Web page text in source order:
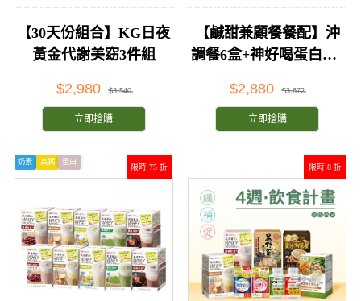
【30天份組合】KG日夜
黃金代謝美窈3件組
$2,980 $3,540
立即搶購
【鹹甜兼顧餐餐配】沖
調餐6盒+神好喝蛋白飲6
$2,880 $3,672
立即搶購
限時 75 折
奶素 高鈣 蛋白
限時 8 折